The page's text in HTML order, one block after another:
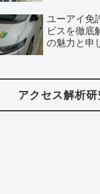
ユーアイ免
ビスを徹底
の魅力と申
アクセス解析